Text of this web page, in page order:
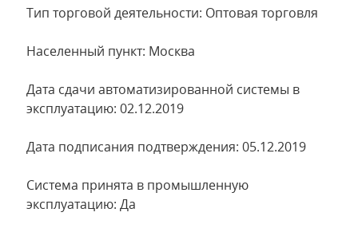
Тип торговой деятельности: Оптовая торговля
Населенный пункт: Москва
Дата сдачи автоматизированной системы в
эксплуатацию: 02.12.2019
Дата подписания подтверждения: 05.12.2019
Система принята в промышленную
эксплуатацию: Да